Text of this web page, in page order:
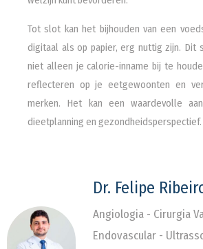
Tot slot kan het bijhouden van een
digitaal als op papier, erg nuttig zijn. Dit
niet alleen je calorie-inname bij te
reflecteren op je eetgewoonten en
merken. Het kan een waardevolle
dieetplanning en gezondheidsperspectief.
Dr. Felipe
Angiologia - Cirurgia
Endovascular -